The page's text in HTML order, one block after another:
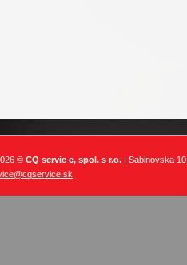
© CQ servic e, spol. s r.o. | Sabinovska